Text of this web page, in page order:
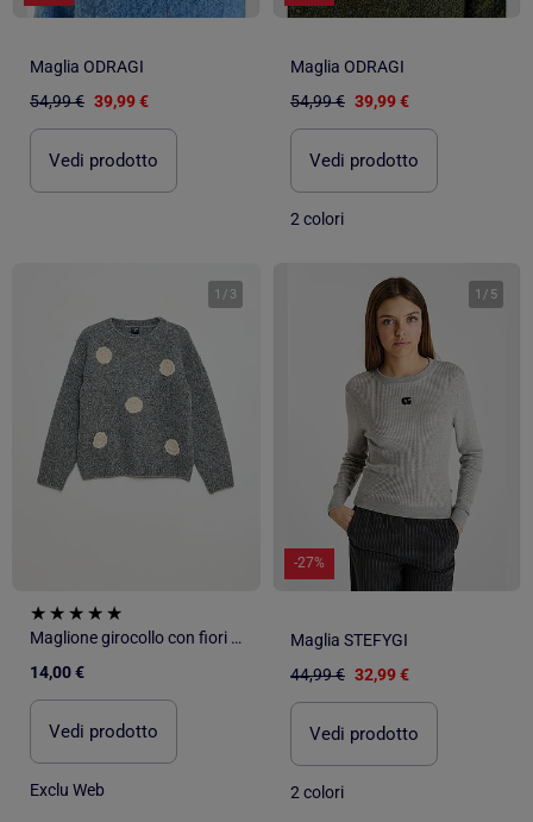
Maglia ODRAGI
54,99 € 39,99 €
Vedi prodotto
Maglia ODRAGI
54,99 € 39,99 €
Vedi prodotto
2 colori
1 / 3
Maglione girocollo con fiori all'uncinetto tinta unita
14,00 €
Vedi prodotto
Exclu Web
1 / 5
-27%
Maglia STEFYGI
44,99 € 32,99 €
Vedi prodotto
2 colori